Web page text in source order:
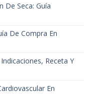
De Seca: Guía
De Compra En
Receta Y
En